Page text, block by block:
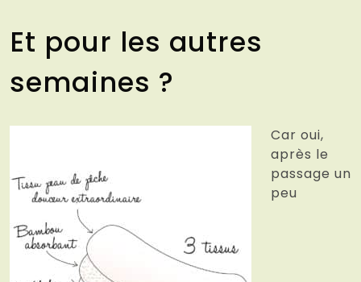
Et pour les autres
semaines ?
Car oui,
après le
passage un
peu